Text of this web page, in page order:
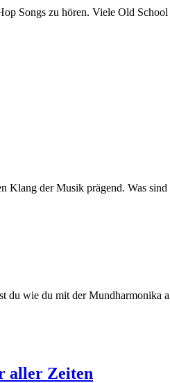
Songs zu hören. Viele Old
der Musik prägend. Was
wie du mit der Mundharmonika
aller Zeiten